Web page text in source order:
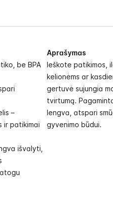
be BPA
–
ir patikimai
išvalyti,
Aprašymas
Ieškote patikimos,
kelionėms ar
gertuvė sujungia
tvirtumą.
lengva, atspari
gyvenimo būdui.